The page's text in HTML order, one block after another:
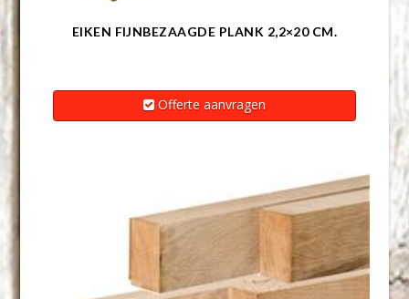
EIKEN FIJNBEZAAGDE PLANK 2,2×20 CM.
Offerte aanvragen